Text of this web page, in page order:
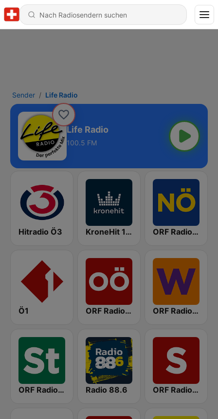
Sender Life Radio
Life Radio
100.5 FM
Hitradio Ö3 KroneHit 105.8 ORF Radio Niederösterreich
Ö1 ORF Radio Oberösterreich ORF Radio Wien
ORF Radio Steiermark Radio 88.6 ORF Radio Salzburg